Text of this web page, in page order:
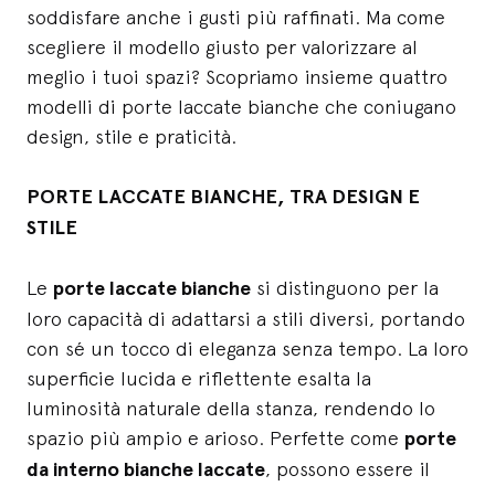
soddisfare anche i gusti più raffinati. Ma come
scegliere il modello giusto per valorizzare al
meglio i tuoi spazi? Scopriamo insieme quattro
modelli di porte laccate bianche che coniugano
design, stile e praticità.
PORTE LACCATE BIANCHE, TRA DESIGN E
STILE
Le porte laccate bianche si distinguono per la
loro capacità di adattarsi a stili diversi, portando
con sé un tocco di eleganza senza tempo. La loro
superficie lucida e riflettente esalta la
luminosità naturale della stanza, rendendo lo
spazio più ampio e arioso. Perfette come porte
da interno bianche laccate, possono essere il